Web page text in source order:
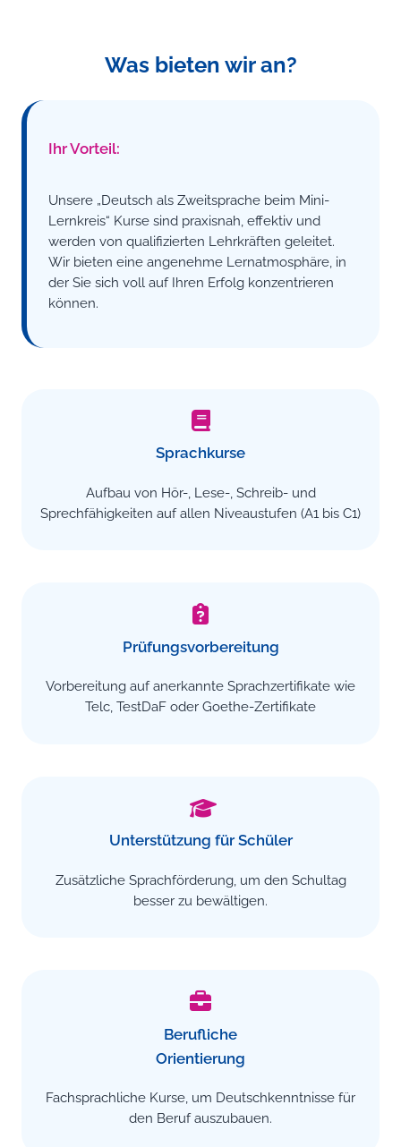
Was bieten wir an?
Ihr Vorteil:
Unsere „Deutsch als Zweitsprache beim Mini-
Lernkreis“ Kurse sind praxisnah, effektiv und
werden von qualifizierten Lehrkräften geleitet.
Wir bieten eine angenehme Lernatmosphäre, in
der Sie sich voll auf Ihren Erfolg konzentrieren
können.
Sprachkurse
Aufbau von Hör-, Lese-, Schreib- und
Sprechfähigkeiten auf allen Niveaustufen (A1 bis C1)
Prüfungsvorbereitung
Vorbereitung auf anerkannte Sprachzertifikate wie
Telc, TestDaF oder Goethe-Zertifikate
Unterstützung für Schüler
Zusätzliche Sprachförderung, um den Schultag
besser zu bewältigen.
Berufliche
Orientierung
Fachsprachliche Kurse, um Deutschkenntnisse für
den Beruf auszubauen.